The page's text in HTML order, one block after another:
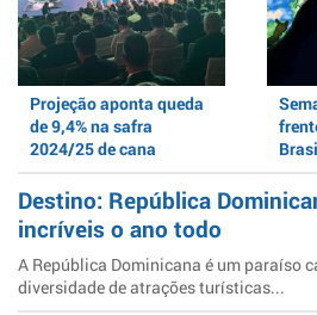
Projeção aponta queda
de 9,4% na safra
2024/25 de cana
Destino: República
incríveis o ano todo
A República Dominicana é um paraíso
diversidade de atrações turísticas...